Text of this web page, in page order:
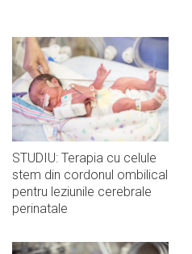
STUDIU: Terapia cu celule
stem din cordonul ombilical
pentru leziunile cerebrale
perinatale